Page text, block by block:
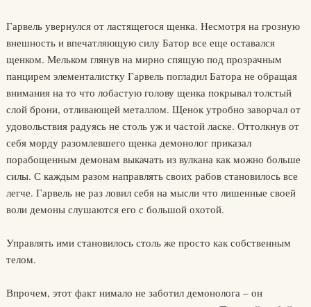
Гарвель увернулся от ластящегося щенка. Несмотря на грозную
внешность и впечатляющую силу Батор все еще оставался
щенком. Мельком глянув на мирно спящую под прозрачным
панцирем элементалистку Гарвель погладил Батора не обращая
внимания на то что лобастую голову щенка покрывал толстый
слой брони, отливающей металлом. Щенок утробно заворчал от
удовольствия радуясь не столь уж и частой ласке. Оттолкнув от
себя морду разомлевшего щенка демонолог приказал
порабощенным демонам выкачать из вулкана как можно больше
силы. С каждым разом направлять своих рабов становилось все
легче. Гарвель не раз ловил себя на мысли что лишенные своей
воли демоны слушаются его с большой охотой.
Управлять ими становилось столь же просто как собственным
телом.
Впрочем, этот факт нимало не заботил демонолога – он